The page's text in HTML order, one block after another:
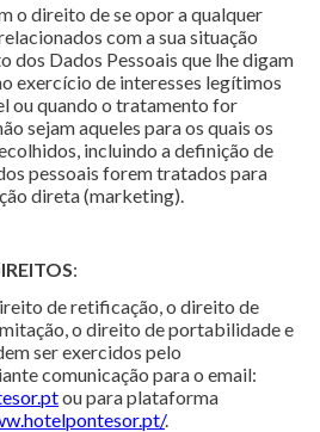
o direito de se opor a qualquer
com a sua situação
dos Dados Pessoais que lhe digam
exercício de interesses legítimos
ou quando o tratamento for
sejam aqueles para os quais os
incluindo a definição de
pessoais forem tratados para
direta (marketing).
:
de retificação, o direito de
o direito de portabilidade e
ser exercidos pelo
comunicação para o email:
ou para plataforma
.